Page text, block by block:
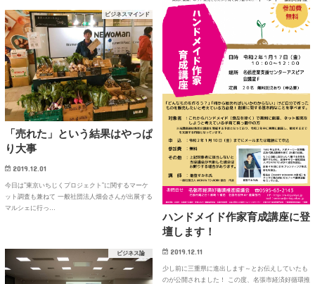
ハンドメイド作家育成講座に登
壇します！
2019.12.11
少し前に三重県に進出します～とお伝えしていたも
のが公開されました！ この度、名張市経済好循環推
ビジネスマインド
「売れた」という結果はやっぱ
り大事
2019.12.01
今日は”東京いちじくプロジェクト”に関するマーケ
ット調査も兼ねて 一般社団法人畑会さんが出展する
マルシェに行っ…
ビジネス論